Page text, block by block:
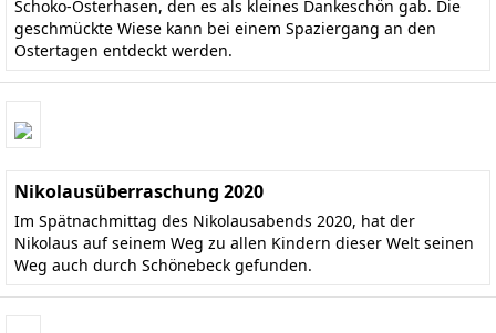
Schoko-Osterhasen, den es als kleines Dankeschön gab. Die
geschmückte Wiese kann bei einem Spaziergang an den
Ostertagen entdeckt werden.
Nikolausüberraschung 2020
Im Spätnachmittag des Nikolausabends 2020, hat der
Nikolaus auf seinem Weg zu allen Kindern dieser Welt seinen
Weg auch durch Schönebeck gefunden.